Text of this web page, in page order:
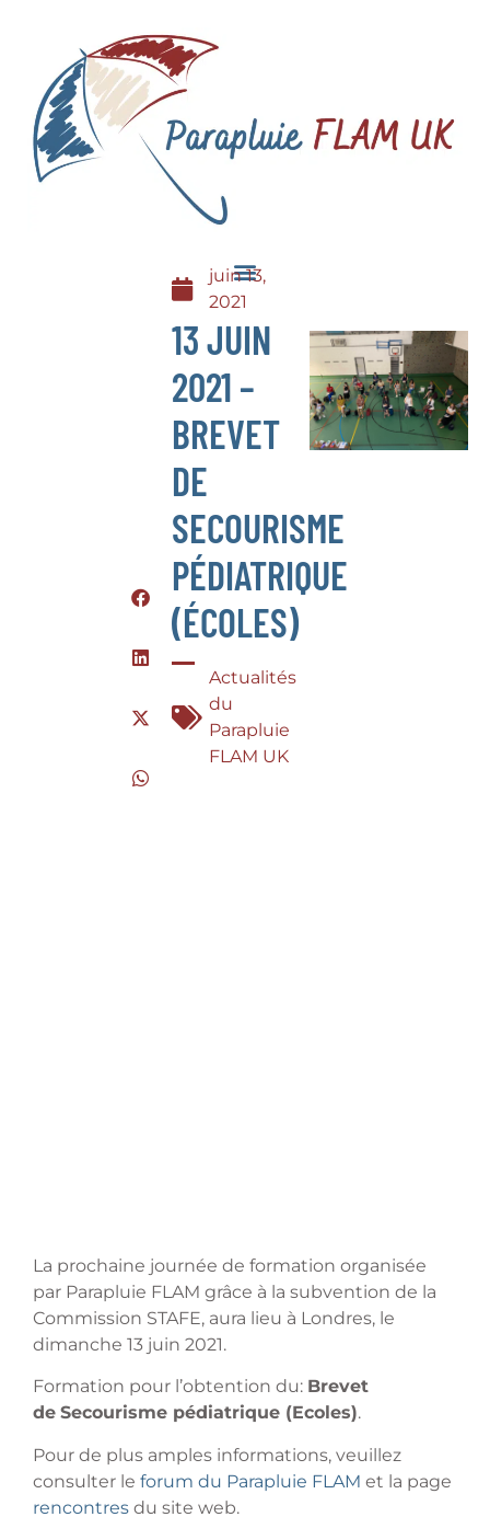
juin 13,
2021
13 JUIN
2021 –
BREVET
DE
SECOURISME
PÉDIATRIQUE
(ÉCOLES)
Actualités
du
Parapluie
FLAM UK
La prochaine journée de formation organisée
par Parapluie FLAM grâce à la subvention de la
Commission STAFE, aura lieu à Londres, le
dimanche 13 juin 2021.
Formation pour l’obtention du: Brevet
de Secourisme pédiatrique (Ecoles).
Pour de plus amples informations, veuillez
consulter le forum du Parapluie FLAM et la page
rencontres du site web.